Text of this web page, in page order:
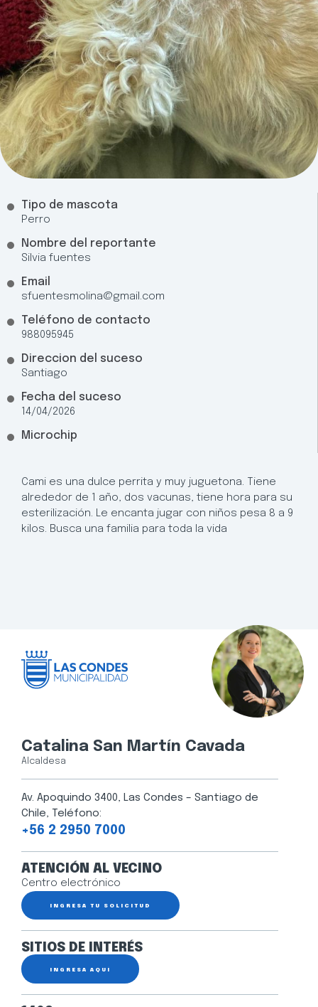
Tipo de mascota
Perro
Nombre del reportante
Silvia fuentes
Email
sfuentesmolina@gmail.com
Teléfono de contacto
988095945
Direccion del suceso
Santiago
Fecha del suceso
14/04/2026
Microchip
Cami es una dulce perrita y muy juguetona. Tiene
alrededor de 1 año, dos vacunas, tiene hora para su
esterilización. Le encanta jugar con niños pesa 8 a 9
kilos. Busca una familia para toda la vida
Catalina San Martín Cavada
Alcaldesa
Av. Apoquindo 3400, Las Condes – Santiago de
Chile, Teléfono:
+56 2 2950 7000
ATENCIÓN AL VECINO
Centro electrónico
INGRESA TU SOLICITUD
SITIOS DE INTERÉS
INGRESA AQUÍ